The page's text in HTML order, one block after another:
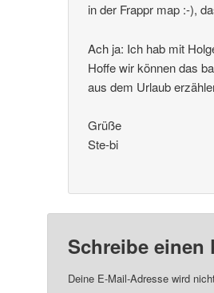
in der Frappr map :-),
Ach ja: Ich hab mit
Hoffe wir können das
aus dem Urlaub
Grüße
Ste-bi
Schreibe einen
Deine E-Mail-Adresse wird